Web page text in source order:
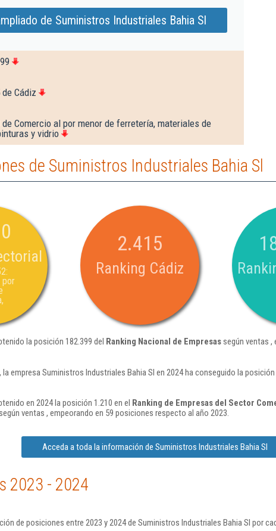
de Suministros Industriales Bahia Sl
Cádiz
Comercio al por menor de ferretería, materiales de
y vidrio
de Suministros Industriales Bahia Sl
por
2.415
Ranking Cádiz
la posición 182.399 del Ranking Nacional de Empresassegún ventas ,
la empresa Suministros Industriales Bahia Sl en 2024 ha conseguido la
en 2024 la posición 1.210 en el Ranking de Empresas del Sector
ventas , empeorando en 59 posiciones respecto al año 2023.
Acceda a toda la información de Suministros Industriales Bahia Sl
2023 - 2024
de posiciones entre 2023 y 2024 de Suministros Industriales Bahia Sl por